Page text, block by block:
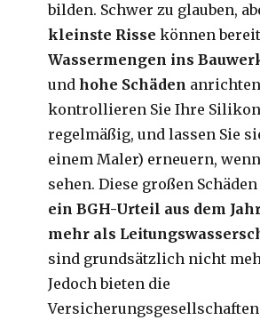
bilden. Schwer zu glauben,
kleinste Risse können
Wassermengen ins
undhohe Schäden
kontrollieren Sie Ihre
regelmäßig, und lassen Sie
einem Maler) erneuern,
sehen. Diese großen Schäden
ein BGH-Urteil aus dem
mehr als
sind grundsätzlich nicht
Jedoch bieten die